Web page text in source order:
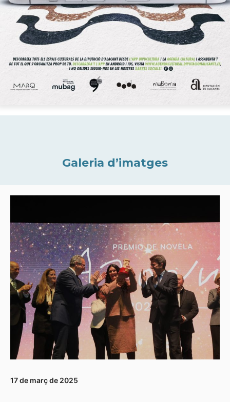
Galeria d’imatges
17 de març de 2025